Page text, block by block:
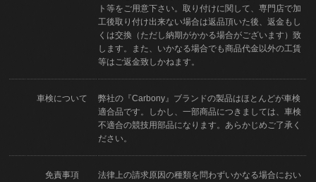
ト等をご用意下さい。取り付けに関して、専門店で加
工後取り付け出来ない場合は返品頂いた後、返金もし
くは交換（ただし納期がかかる場合がございます）致
します。また、いかなる場合でも商品代金以外の工賃
等はご返金致しかねます。
車検について
弊社の『Carbony』ブランドの製品はほとんどが車検
適合品です。しかし、一部商品につきましては、車検
不適合の競技用部品になります。あらかじめご了承く
ださい。
免責事項
法律上の請求原因の種類を問わずいかなる場合におい